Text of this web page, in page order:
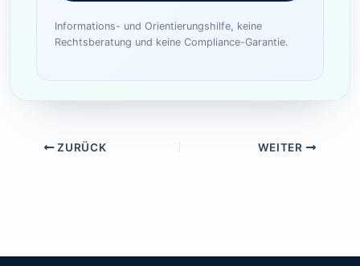
Informations- und Orientierungshilfe, keine
Rechtsberatung und keine Compliance-Garantie.
ZURÜCK WEITER